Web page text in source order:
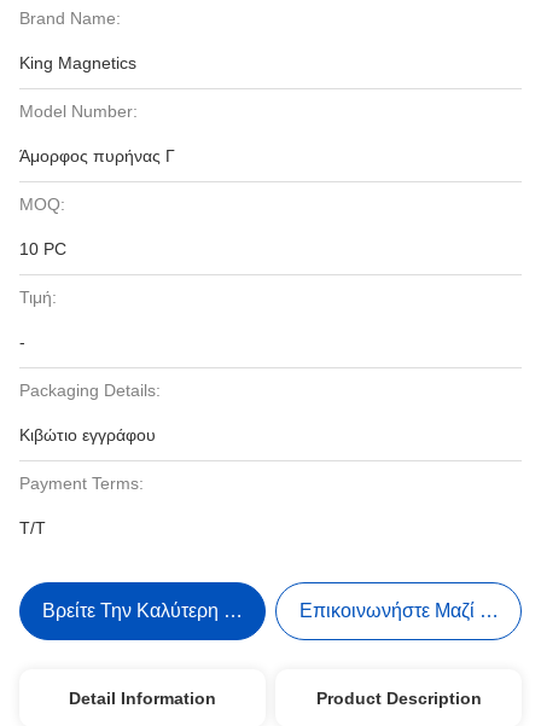
Brand Name:
King Magnetics
Model Number:
Άμορφος πυρήνας Γ
MOQ:
10 PC
Τιμή:
-
Packaging Details:
Κιβώτιο εγγράφου
Payment Terms:
T/T
Βρείτε Την Καλύτερη Τιμή Επικοινωνήστε Μαζί Μας
Detail Information Product Description